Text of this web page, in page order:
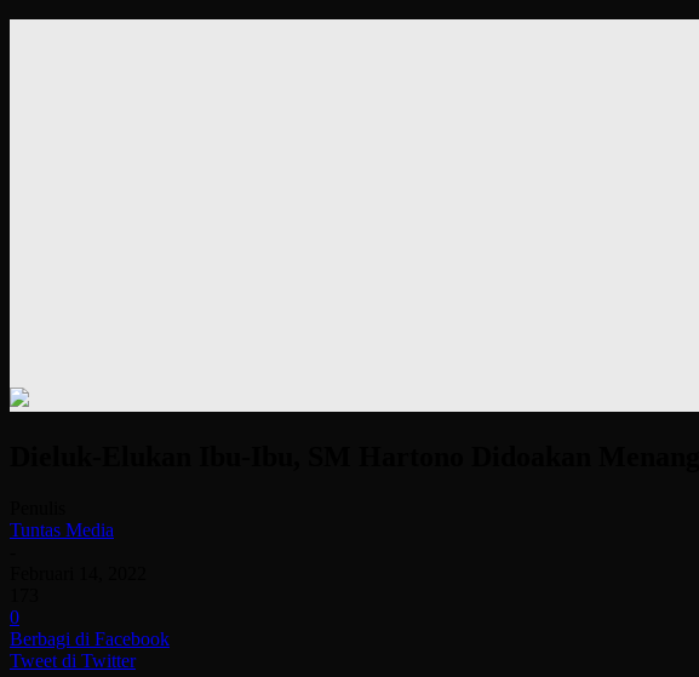
Tuntas Media
0
Berbagi di Facebook
Tweet di Twitter